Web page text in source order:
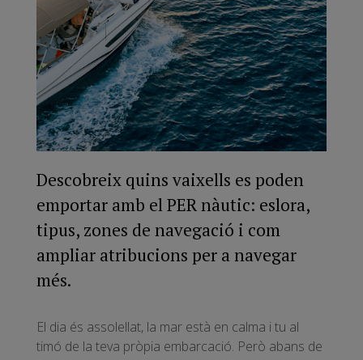
Descobreix quins vaixells es poden
emportar amb el PER nàutic: eslora,
tipus, zones de navegació i com
ampliar atribucions per a navegar
més.
El dia és assolellat, la mar està en calma i tu al
timó de la teva pròpia embarcació. Però abans de